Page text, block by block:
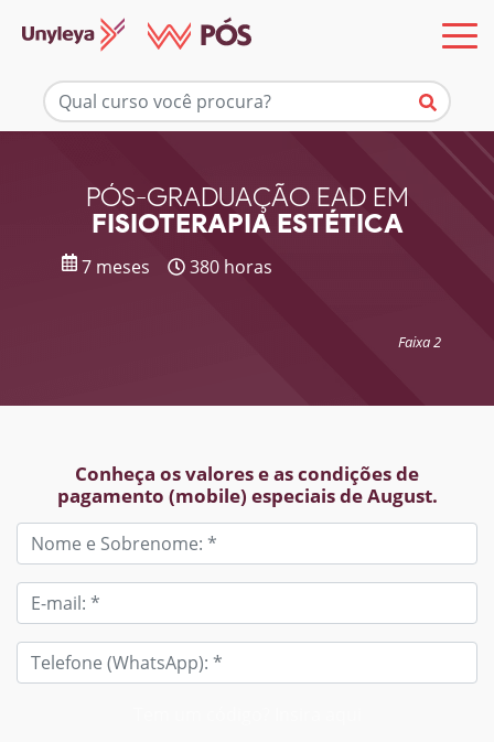
PÓS-GRADUAÇÃO EAD EM
FISIOTERAPIA ESTÉTICA
7 meses 380 horas
Faixa 2
Conheça os valores e as condições de
pagamento (mobile) especiais de August.
Mais informações